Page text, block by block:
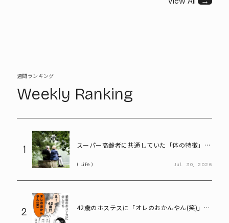
週間ランキング
Weekly Ranking
1
スーパー高齢者に共通していた「体の特徴」と
Life Jul. 30, 2026
2
42歳のホステスに「オレのおかんやん(笑)」と